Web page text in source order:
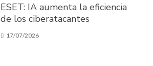
ESET: IA aumenta la eficiencia
de los ciberatacantes
17/07/2026